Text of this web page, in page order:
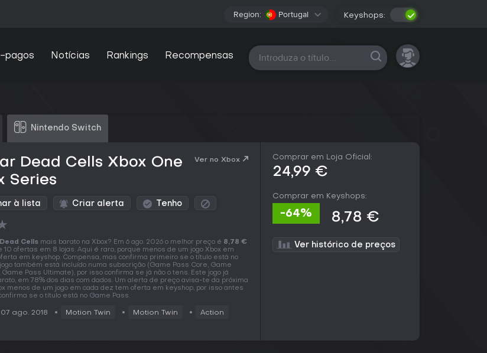
Region: Portugal Keyshops:
pagos Notícias Rankings Recompensas Todas as plataformas
Nintendo Switch
Dead Cells Xbox One
Series
Ver no Xbox
à lista Criar alerta Tenho
Dead Cells mais barato na Xbox? Em 6 ago. 2026 o melhor preço é 8,78 €
10 ofertas em 8 lojas. Aqui é raro, porque menos de um jogo Xbox em
em keyshop. Compensa, mas confirma primeiro se o título está no
também está incluído numa subscrição (Game Pass Core, Game
Game Pass Ultimate), por isso confirma se já não o tens. Este jogo já
em 78% dos dias com dados. Um alerta de preço avisa-te da próxima
menos de um jogo em cada dez tem oferta em keyshop, por isso antes
se o título está no Game Pass.
ago. 2018 Motion Twin Motion Twin Action
Comprar em Loja Oficial:
24,99 €
Comprar em Keyshops:
-64% 8,78 €
Ver histórico de preços